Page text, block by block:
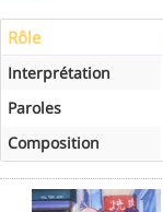
Rôle
Interprétation
Paroles
Composition